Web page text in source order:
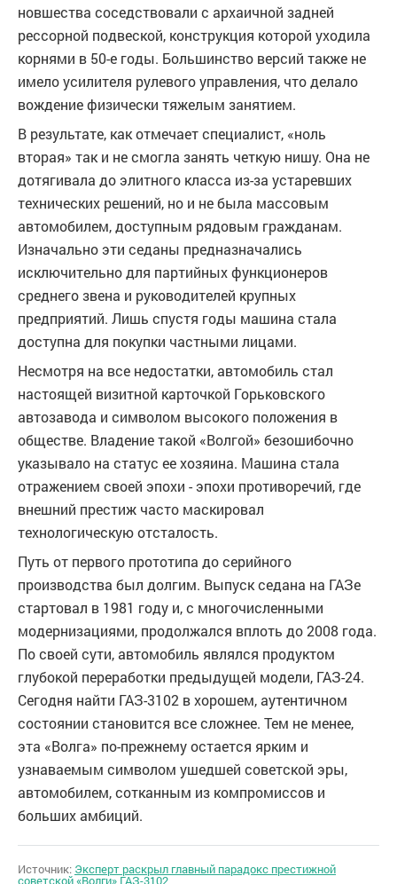
новшества соседствовали с архаичной задней
рессорной подвеской, конструкция которой уходила
корнями в 50-е годы. Большинство версий также не
имело усилителя рулевого управления, что делало
вождение физически тяжелым занятием.
В результате, как отмечает специалист, «ноль
вторая» так и не смогла занять четкую нишу. Она не
дотягивала до элитного класса из-за устаревших
технических решений, но и не была массовым
автомобилем, доступным рядовым гражданам.
Изначально эти седаны предназначались
исключительно для партийных функционеров
среднего звена и руководителей крупных
предприятий. Лишь спустя годы машина стала
доступна для покупки частными лицами.
Несмотря на все недостатки, автомобиль стал
настоящей визитной карточкой Горьковского
автозавода и символом высокого положения в
обществе. Владение такой «Волгой» безошибочно
указывало на статус ее хозяина. Машина стала
отражением своей эпохи - эпохи противоречий, где
внешний престиж часто маскировал
технологическую отсталость.
Путь от первого прототипа до серийного
производства был долгим. Выпуск седана на ГАЗе
стартовал в 1981 году и, с многочисленными
модернизациями, продолжался вплоть до 2008 года.
По своей сути, автомобиль являлся продуктом
глубокой переработки предыдущей модели, ГАЗ-24.
Сегодня найти ГАЗ-3102 в хорошем, аутентичном
состоянии становится все сложнее. Тем не менее,
эта «Волга» по-прежнему остается ярким и
узнаваемым символом ушедшей советской эры,
автомобилем, сотканным из компромиссов и
больших амбиций.
Источник: Эксперт раскрыл главный парадокс престижной
советской «Волги» ГАЗ-3102